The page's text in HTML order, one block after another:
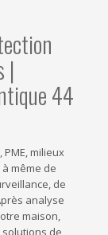
|
44
milieux
même de
de
analyse
maison,